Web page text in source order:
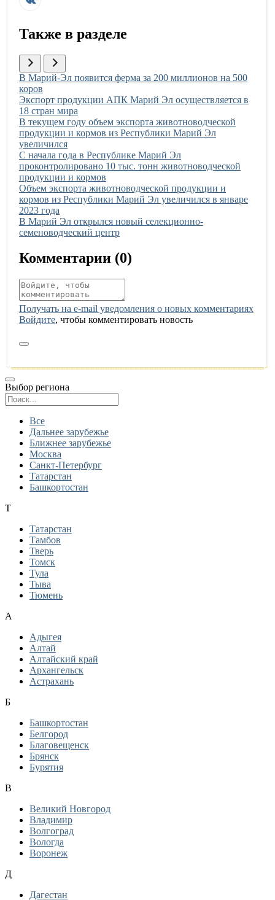
Также в разделе
Иллюстрация новости
В Марий-Эл появится ферма за 200 миллионов на 500
коров
Иллюстрация новости
Экспорт продукции АПК Марий Эл осуществляется в
18 стран мира
Иллюстрация новости
В текущем году объем экспорта животноводческой
продукции и кормов из Республики Марий Эл
увеличился
Иллюстрация новости
С начала года в Республике Марий Эл
проконтролировано 10 тыс. тонн животноводческой
продукции и кормов
Иллюстрация новости
Объем экспорта животноводческой продукции и
кормов из Республики Марий Эл увеличился в январе
2023 года
Иллюстрация новости
В Марий Эл открылся новый селекционно-
семеноводческий центр
Комментарии (0)
Получать на e‑mail уведомления о новых комментариях
Войдите, чтобы комментировать новость
Выбор региона
Все
Дальнее зарубежье
Ближнее зарубежье
Москва
Санкт-Петербург
Татарстан
Башкортостан
Т
Татарстан
Тамбов
Тверь
Томск
Тула
Тыва
Тюмень
А
Адыгея
Алтай
Алтайский край
Архангельск
Астрахань
Б
Башкортостан
Белгород
Благовещенск
Брянск
Бурятия
В
Великий Новгород
Владимир
Волгоград
Вологда
Воронеж
Д
Дагестан